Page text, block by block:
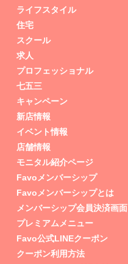
ライフスタイル
住宅
スクール
求人
プロフェッショナル
七五三
キャンペーン
新店情報
イベント情報
店舗情報
モニタル紹介ページ
Favoメンバーシップ
Favoメンバーシップとは
メンバーシップ会員決済画面
プレミアムメニュー
Favo公式LINEクーポン
クーポン利用方法